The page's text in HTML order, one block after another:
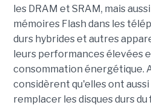
les DRAM et SRAM, mais
mémoires Flash dans les
durs hybrides et autres
leurs performances élevées
consommation énergétique.
considèrent qu'elles ont
remplacer les disques durs